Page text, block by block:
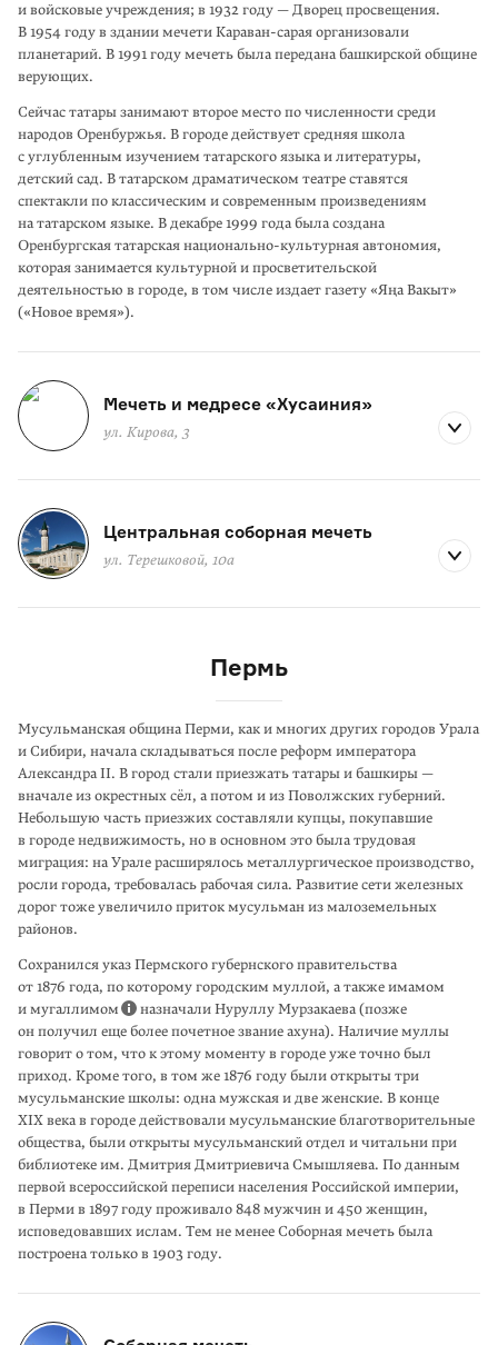
и войсковые учреждения; в 1932 году — Дворец просвещения.
В 1954 году в здании мечети Караван-сарая организовали
планетарий. В 1991 году мечеть была передана башкирской общине
верующих.
Сейчас татары занимают второе место по численности среди
народов Оренбуржья. В городе действует средняя школа
с углубленным изучением татарского языка и литературы,
детский сад. В татарском драматическом театре ставятся
спектакли по классическим и современным произве­дениям
на татарском языке. В декабре 1999 года была создана
Оренбургская татарская национально-культурная автономия,
которая занимается культурной и просве­тительской
деятельностью в городе, в том числе издает газету «Яңа Вакыт»
(«Новое время»).
Мечеть и медресе «Хусаиния»
ул. Кирова, 3
Центральная соборная мечеть
ул. Терешковой, 10а
Пермь
Мусульманская община Перми, как и многих других городов Урала
и Сибири, начала складываться после реформ императора
Александра II. В город стали приезжать татары и башкиры —
вначале из окрестных сёл, а потом и из Поволж­ских губерний.
Небольшую часть приезжих составляли купцы, покупавшие
в городе недвижимость, но в основном это была трудовая
миграция: на Урале расширялось металлургическое производство,
росли города, требовалась рабочая сила. Развитие сети железных
дорог тоже увеличило приток мусульман из малоземельных
районов.
Сохранился указ Пермского губернского правительства
от 1876 года, по кото­рому городским муллой, а также имамом
и мугаллимом
назначали Нуруллу Мурзакаева (позже
он получил еще более почетное звание ахуна). Наличие муллы
говорит о том, что к этому моменту в городе уже точно был
приход. Кроме того, в том же 1876 году были открыты три
мусульманские школы: одна мужская и две женские. В конце
XIX века в городе действовали мусульманские благотворительные
общества, были открыты мусульманский отдел и читальни при
библиотеке им. Дмитрия Дмитриевича Смышляева. По данным
первой всероссийской переписи населения Российской империи,
в Перми в 1897 году проживало 848 мужчин и 450 женщин,
исповедовавших ислам. Тем не менее Соборная мечеть была
построена только в 1903 году.